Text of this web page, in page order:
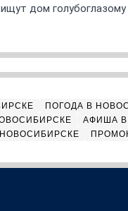
дом
ПОГОДА В
АФИША